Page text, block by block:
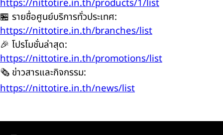
https://nittotire.in.th/products/1/list
🏪 รายชื่อศูนย์บริการทั่วประเทศ:
https://nittotire.in.th/branches/list
🎉 โปรโมชั่นล่าสุด:
https://nittotire.in.th/promotions/list
🗞️ ข่าวสารและกิจกรรม:
https://nittotire.in.th/news/list